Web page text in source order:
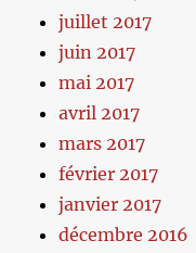
juillet 2017
juin 2017
mai 2017
avril 2017
mars 2017
février 2017
janvier 2017
décembre 2016